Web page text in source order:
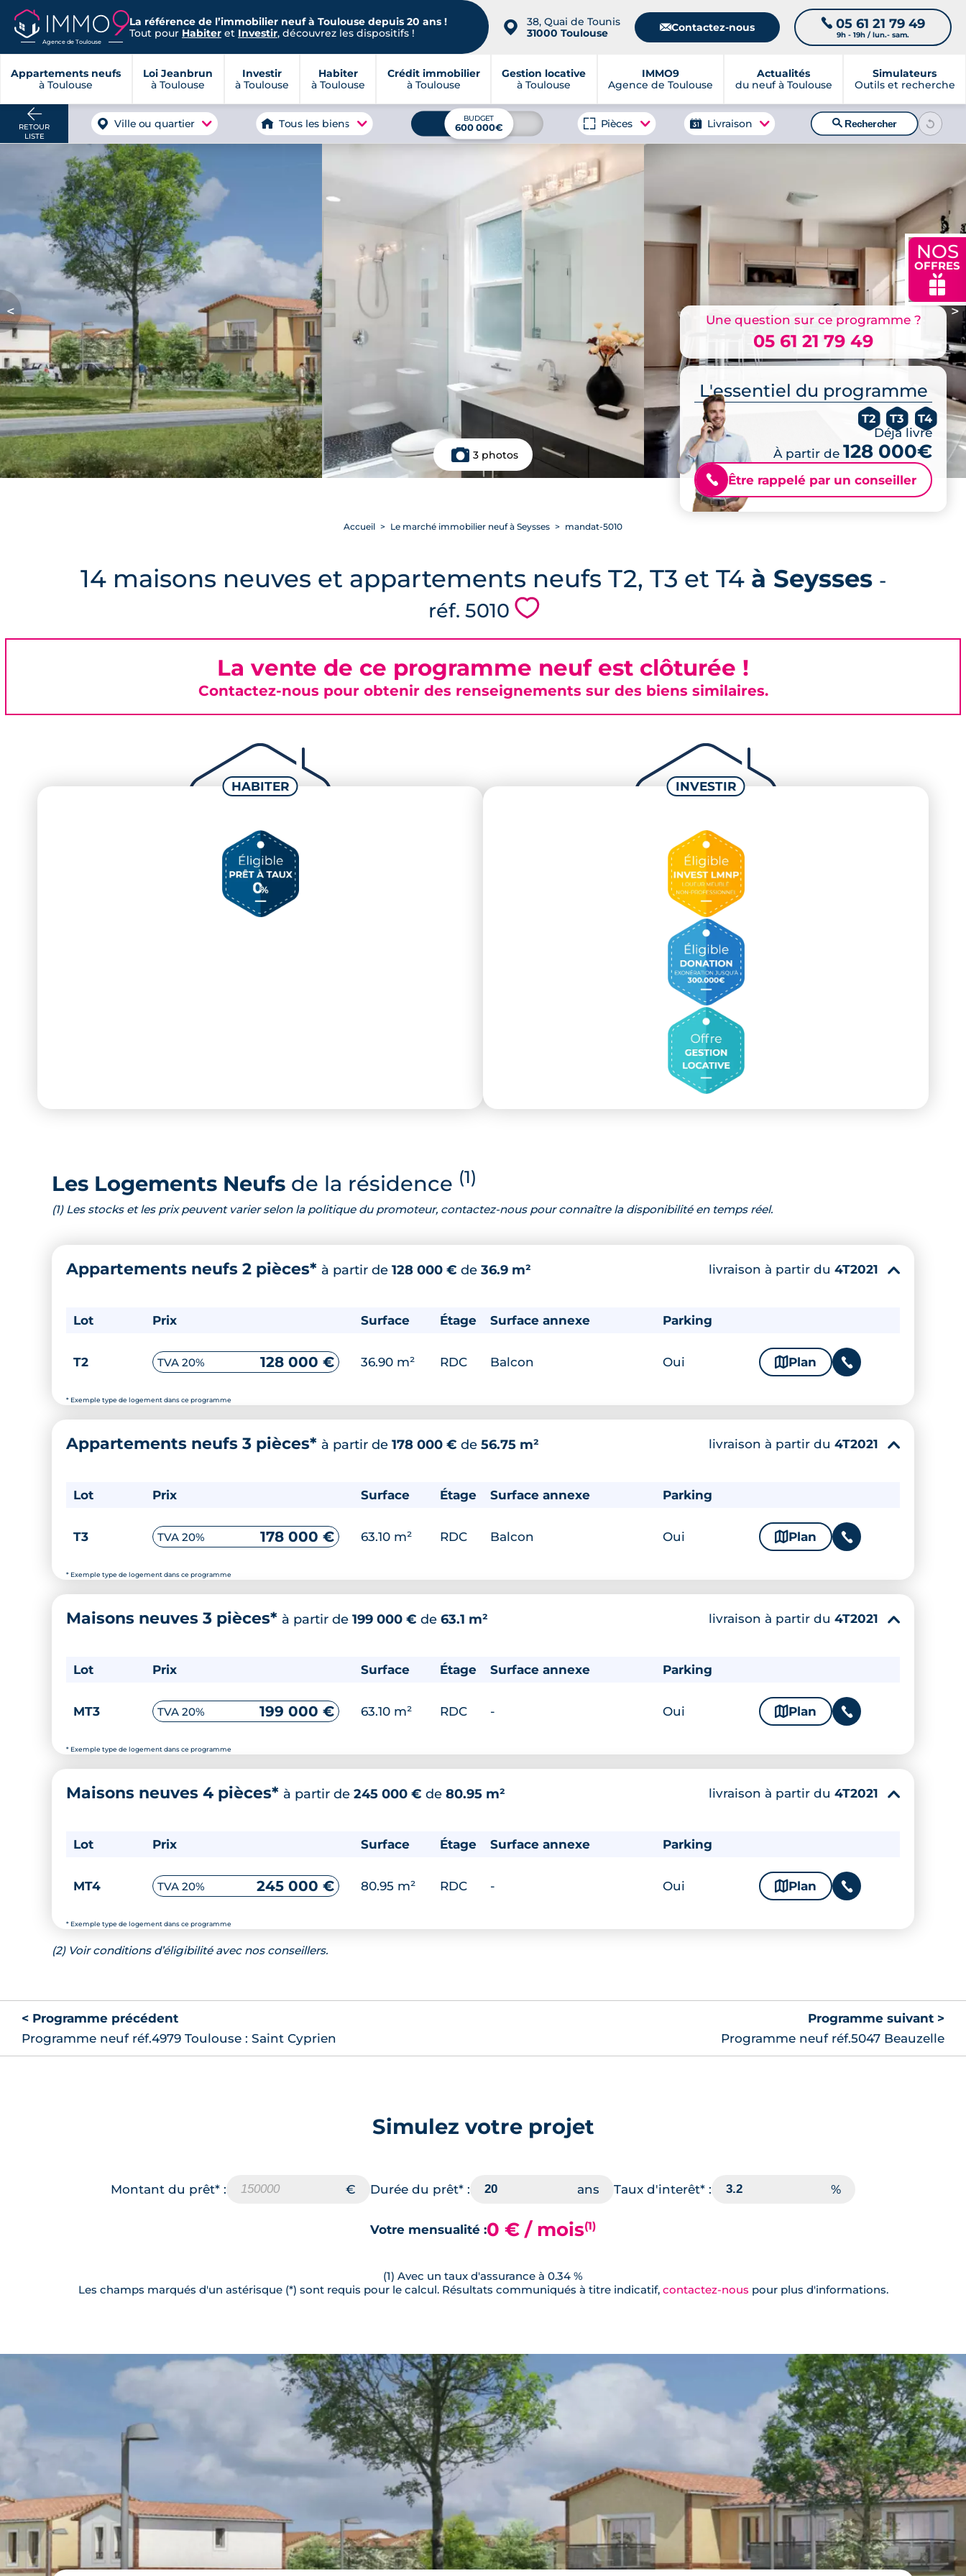
Agence de Toulouse
La référence de l’immobilier neuf à Toulouse depuis 20 ans !
Tout pour Habiter et Investir, découvrez les dispositifs ! 📍
38, Quai de Tounis
31000 Toulouse
📧Contactez-nous 📞 05 61 21 79 49
9h - 19h / lun.- sam.
Appartements neufs
à Toulouse
Loi Jeanbrun
à Toulouse
Investir
à Toulouse
Habiter
à Toulouse
Crédit immobilier
à Toulouse
Gestion locative
à Toulouse
IMMO9
Agence de Toulouse
Actualités
du neuf à Toulouse
Simulateurs
Outils et recherche
NOS
OFFRES
🎁
RETOUR
LISTE
Ville ou quartier Tous les biens BUDGET
600 000€ Pièces Livraison 🔍Rechercher
< >
3 photos
Une question sur ce programme ?
05 61 21 79 49
L'essentiel du programme
T2 T3 T4
Déjà livré
À partir de 128 000€
📞 Être rappelé par un conseiller
Accueil Le marché immobilier neuf à Seysses mandat-5010
14 maisons neuves et appartements neufs T2, T3 et T4 à Seysses -
réf. 5010 💗
La vente de ce programme neuf est clôturée !
Contactez-nous pour obtenir des renseignements sur des biens similaires.
Les Logements Neufs de la résidence (1)
(1) Les stocks et les prix peuvent varier selon la politique du promoteur, contactez-nous pour connaître la disponibilité en temps réel.
Appartements neufs 2 pièces* à partir de 128 000 € de 36.9 m²
* Exemple type de logement dans ce programme
livraison à partir du 4T2021 ▾
Lot Prix Surface Étage Surface annexe Parking
T2 TVA 20% 128 000 € 36.90 m² RDC Balcon Oui 🗞 Plan 📞
Appartements neufs 3 pièces* à partir de 178 000 € de 56.75 m²
* Exemple type de logement dans ce programme
livraison à partir du 4T2021 ▾
Lot Prix Surface Étage Surface annexe Parking
T3 TVA 20% 178 000 € 63.10 m² RDC Balcon Oui 🗞 Plan 📞
Maisons neuves 3 pièces* à partir de 199 000 € de 63.1 m²
* Exemple type de logement dans ce programme
livraison à partir du 4T2021 ▾
Lot Prix Surface Étage Surface annexe Parking
MT3 TVA 20% 199 000 € 63.10 m² RDC - Oui 🗞 Plan 📞
Maisons neuves 4 pièces* à partir de 245 000 € de 80.95 m²
* Exemple type de logement dans ce programme
livraison à partir du 4T2021 ▾
Lot Prix Surface Étage Surface annexe Parking
MT4 TVA 20% 245 000 € 80.95 m² RDC - Oui 🗞 Plan 📞
(2) Voir conditions d’éligibilité avec nos conseillers.
< Programme précédent
Programme neuf réf.4979 Toulouse : Saint Cyprien
Programme suivant >
Programme neuf réf.5047 Beauzelle
Simulez votre projet
Montant du prêt* : Durée du prêt* : Taux d'interêt* :
Votre mensualité :0 € / mois(1)
(1) Avec un taux d'assurance à 0.34 %
Les champs marqués d'un astérisque (*) sont requis pour le calcul. Résultats communiqués à titre indicatif, contactez-nous pour plus d'informations.